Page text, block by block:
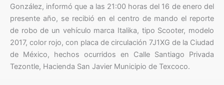
González, informó que a las 21:00 horas del 16 de enero del
presente año, se recibió en el centro de mando el reporte
de robo de un vehículo marca Italika, tipo Scooter, modelo
2017, color rojo, con placa de circulación 7J1XG de la Ciudad
de México, hechos ocurridos en Calle Santiago Privada
Tezontle, Hacienda San Javier Municipio de Texcoco.